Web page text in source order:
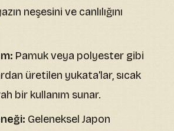
neşesini ve canlılığını
Pamuk veya polyester gibi
üretilen yukata'lar, sıcak
bir kullanım sunar.
Geleneksel Japon